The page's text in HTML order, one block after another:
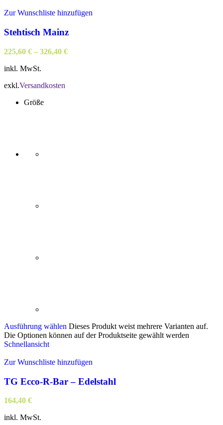
Zur Wunschliste hinzufügen
Stehtisch Mainz
225,60 € – 326,40 €
inkl. MwSt.
exkl.Versandkosten
Größe
Ausführung wählen Dieses Produkt weist mehrere Varianten auf.
Die Optionen können auf der Produktseite gewählt werden
Schnellansicht
Zur Wunschliste hinzufügen
TG Ecco-R-Bar – Edelstahl
164,40 €
inkl. MwSt.